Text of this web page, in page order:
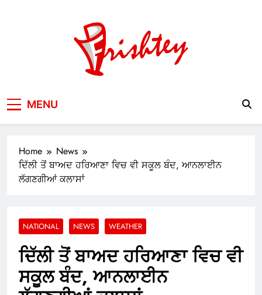
MENU
Home
News
ਦਿੱਲੀ ਤੋਂ ਬਾਅਦ ਹਰਿਆਣਾ ਵਿਚ ਵੀ ਸਕੂਲ ਬੰਦ, ਆਨਲਾਈਨ
ਲੱਗਣਗੀਆਂ ਕਲਾਸਾਂ
NATIONAL NEWS WEATHER
ਦਿੱਲੀ ਤੋਂ ਬਾਅਦ ਹਰਿਆਣਾ ਵਿਚ ਵੀ
ਸਕੂਲ ਬੰਦ, ਆਨਲਾਈਨ